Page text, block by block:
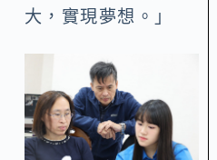
大，實現夢想。」